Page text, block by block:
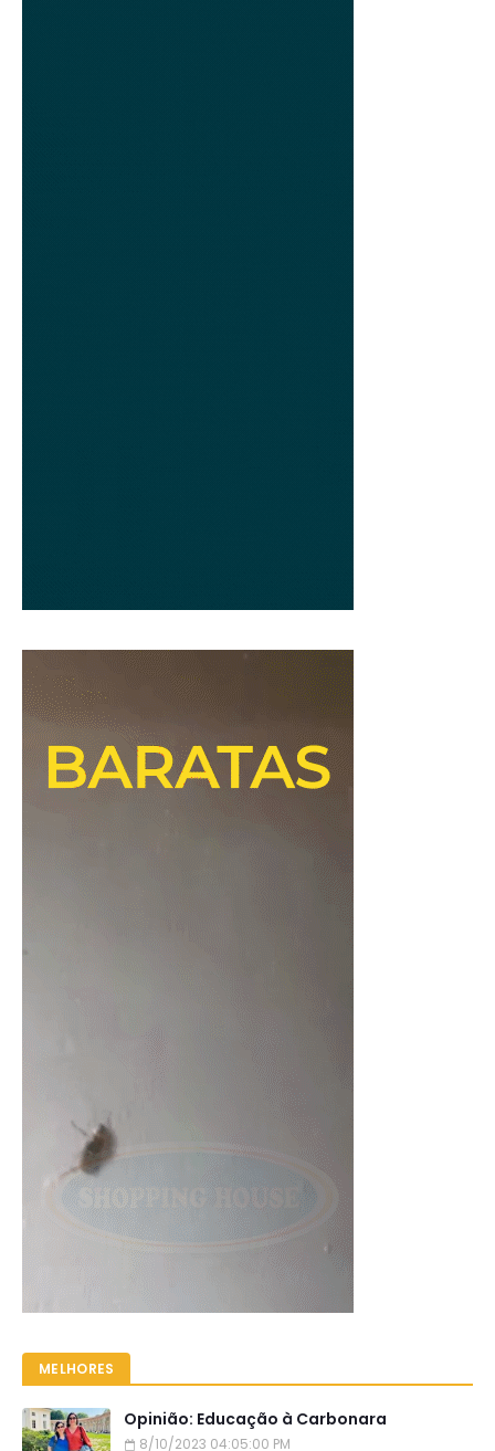
MELHORES
Opinião: Educação à Carbonara
8/10/2023 04:05:00 PM